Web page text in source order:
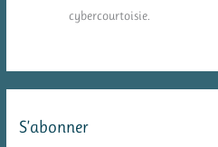
cybercourtoisie.
S’abonner